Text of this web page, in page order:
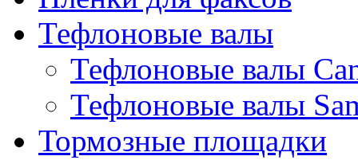
Тефлоновые валы
Тефлоновые валы
Тефлоновые валы
Тормозные площадки